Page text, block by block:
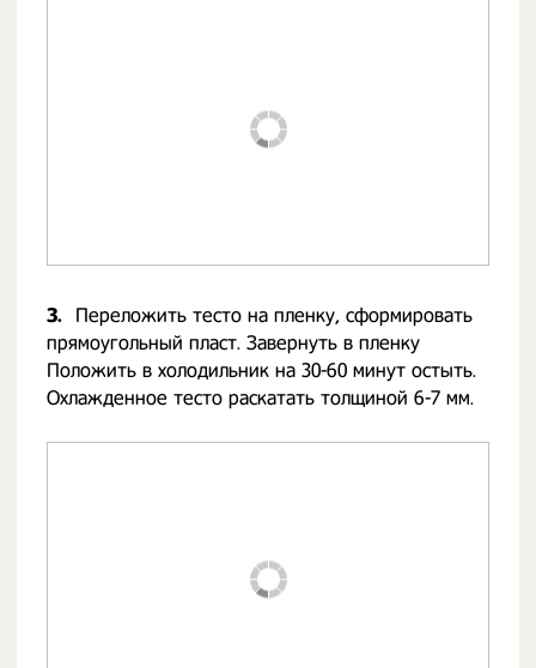
3.
Переложить тесто на пленку, сформировать
прямоугольный пласт. Завернуть в пленку
Положить в холодильник на 30-60 минут остыть.
Охлажденное тесто раскатать толщиной 6-7 мм.